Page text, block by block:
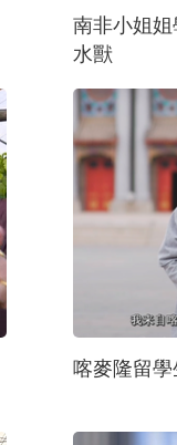
南非小姐
水獸
喀麥隆留